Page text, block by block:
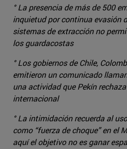
° La presencia de más de 500
inquietud por continua evasión
sistemas de extracción no
los guardacostas
° Los gobiernos de Chile,
emitieron un comunicado
una actividad que Pekín
internacional
° La intimidación recuerda al
como “fuerza de choque” en el
aquí el objetivo no es ganar